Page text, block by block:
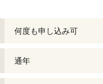
何度も申し込み可
通年